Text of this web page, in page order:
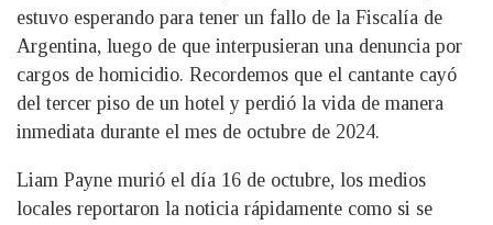
estuvo esperando para tener un fallo de la Fiscalía de
Argentina, luego de que interpusieran una denuncia por
cargos de homicidio. Recordemos que el cantante cayó
del tercer piso de un hotel y perdió la vida de manera
inmediata durante el mes de octubre de 2024.
Liam Payne murió el día 16 de octubre, los medios
locales reportaron la noticia rápidamente como si se